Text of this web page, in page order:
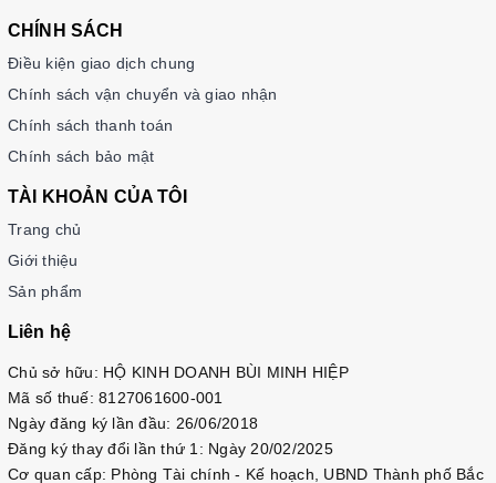
Cấu trúc chi tiết của mỗi cấp độ:
1.Cấp độ Sơ Cấp (Sơ Cấp 1 và 2):
Cuốn Nghe-Nói
bản, giúp học viên thực hành nói và nghe qua các tình
giao tiếp giúp nâng cao khả năng phản xạ trong giao
tiếp.
Cuốn Đọc-Viết
luyện khả năng diễn đạt.
Cuốn Ngữ Pháp: Giới thiệu những cấu trúc ngữ pháp
cơ bản và cách sử dụng chúng trong thực tế. Bài tập
thực hành giúp củng cố kiến thức và vận dụng ngữ
pháp vào giao tiếp.
2. Cấp độ Trung Cấp (Trung Cấp 1 và 2):
CHÍNH SÁCH
Điều kiện giao dịch chung
Chính sách vận chuyển và giao nhận
Chính sách thanh toán
Chính sách bảo mật
TÀI KHOẢN CỦA TÔI
Trang chủ
Giới thiệu
Sản phẩm
Liên hệ
Chủ sở hữu: HỘ KINH DOANH BÙI MINH HIỆP
Mã số thuế: 8127061600-001
Ngày đăng ký lần đầu: 26/06/2018
Đăng ký thay đổi lần thứ 1: Ngày 20/02/2025
Cơ quan cấp: Phòng Tài chính - Kế hoạch, UBND Thành phố Bắc